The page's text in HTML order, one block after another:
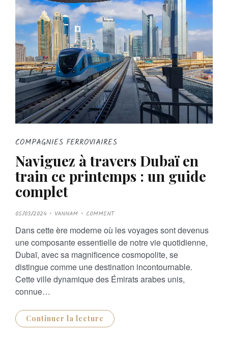
COMPAGNIES FERROVIAIRES
Naviguez à travers Dubaï en
train ce printemps : un guide
complet
P
O
T
E
D
O
N
05/03/2024 VANNAM COMMENT
Dans cette ère moderne où les voyages sont devenus
une composante essentielle de notre vie quotidienne,
Dubaï, avec sa magnificence cosmopolite, se
distingue comme une destination incontournable.
Cette ville dynamique des Émirats arabes unis,
connue…
Continuer la lecture